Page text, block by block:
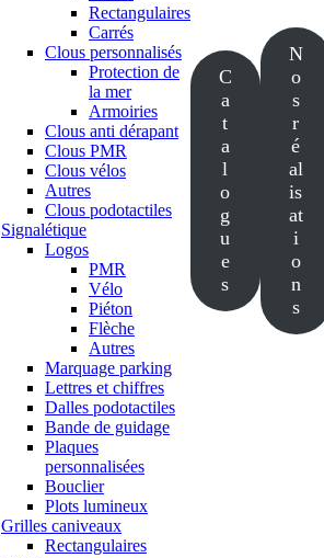
Rectangulaires
Carrés
Clous personnalisés
Protection de
la mer
Armoiries
Clous anti dérapant
Clous PMR
Clous vélos
Autres
Clous podotactiles
Signalétique
Logos
PMR
Vélo
Piéton
Flèche
Autres
Marquage parking
Lettres et chiffres
Dalles podotactiles
Bande de guidage
Plaques
personnalisées
Bouclier
Plots lumineux
Grilles caniveaux
Rectangulaires
C
a
t
a
l
o
g
u
e
s
N
o
s
r
é
al
is
at
i
o
n
s